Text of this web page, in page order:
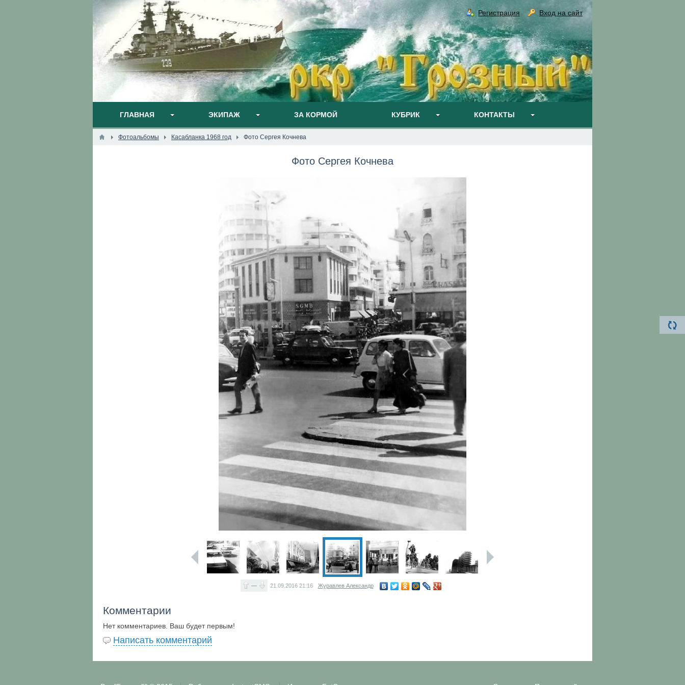
Регистрация Вход на сайт
ГЛАВНАЯ ЭКИПАЖ ЗА КОРМОЙ КУБРИК КОНТАКТЫ
Фотоальбомы Касабланка 1968 год Фото Сергея Кочнева
Фото Сергея Кочнева
— 21.09.2016 21:16 Журавлев Александр
Комментарии
Нет комментариев. Ваш будет первым!
Написать комментарий